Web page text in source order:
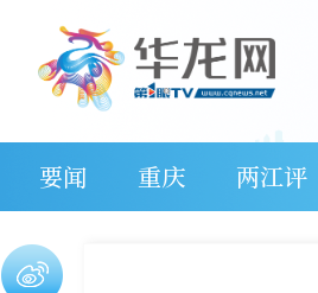
要闻 重庆 两江评